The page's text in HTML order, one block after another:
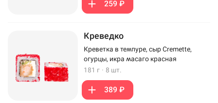
259 ₽
Креведко
Креветка в темпуре, сыр Cremette,
огурцы, икра масаго красная
181 г · 8 шт.
389 ₽